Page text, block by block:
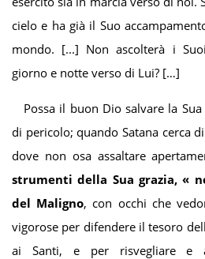
cielo e ha già il Suo
mondo. [...] Non ascolterà i
giorno e notte verso di Lui? […]
Possa il buon Dio salvare la
di pericolo; quando Satana cerca
dove non osa assaltare
strumenti della Sua grazia,«
del Maligno, con occhi che
vigorose per difendere il tesoro
ai Santi, e per risvegliare e